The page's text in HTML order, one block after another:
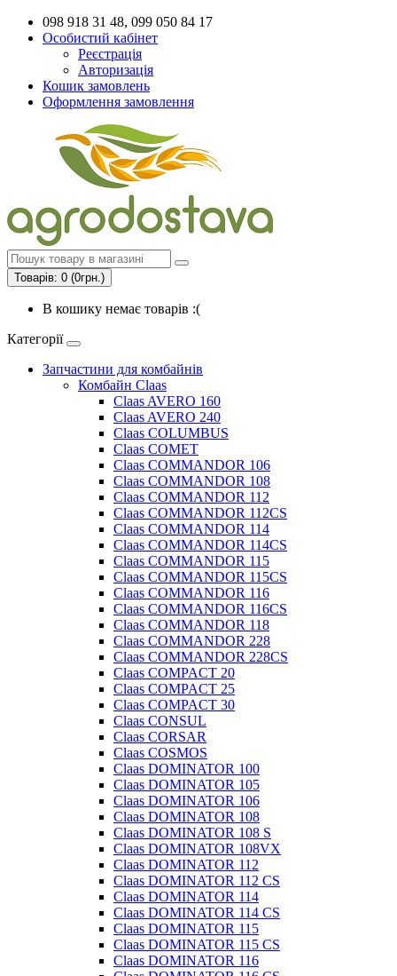
098 918 31 48, 099 050 84 17
Особистий кабінет
Реєстрація
Авторизація
Кошик замовлень
Оформлення замовлення
Товарів: 0 (0грн.)
В кошику немає товарів :(
Категорії
Запчастини для комбайнів
Комбайн Claas
Claas AVERO 160
Claas AVERO 240
Claas COLUMBUS
Claas COMET
Claas COMMANDOR 106
Claas COMMANDOR 108
Claas COMMANDOR 112
Claas COMMANDOR 112CS
Claas COMMANDOR 114
Claas COMMANDOR 114CS
Claas COMMANDOR 115
Claas COMMANDOR 115CS
Claas COMMANDOR 116
Claas COMMANDOR 116CS
Claas COMMANDOR 118
Claas COMMANDOR 228
Claas COMMANDOR 228CS
Claas COMPACT 20
Claas COMPACT 25
Claas COMPACT 30
Claas CONSUL
Claas CORSAR
Claas COSMOS
Claas DOMINATOR 100
Claas DOMINATOR 105
Claas DOMINATOR 106
Claas DOMINATOR 108
Claas DOMINATOR 108 S
Claas DOMINATOR 108VX
Claas DOMINATOR 112
Claas DOMINATOR 112 CS
Claas DOMINATOR 114
Claas DOMINATOR 114 CS
Claas DOMINATOR 115
Claas DOMINATOR 115 CS
Claas DOMINATOR 116